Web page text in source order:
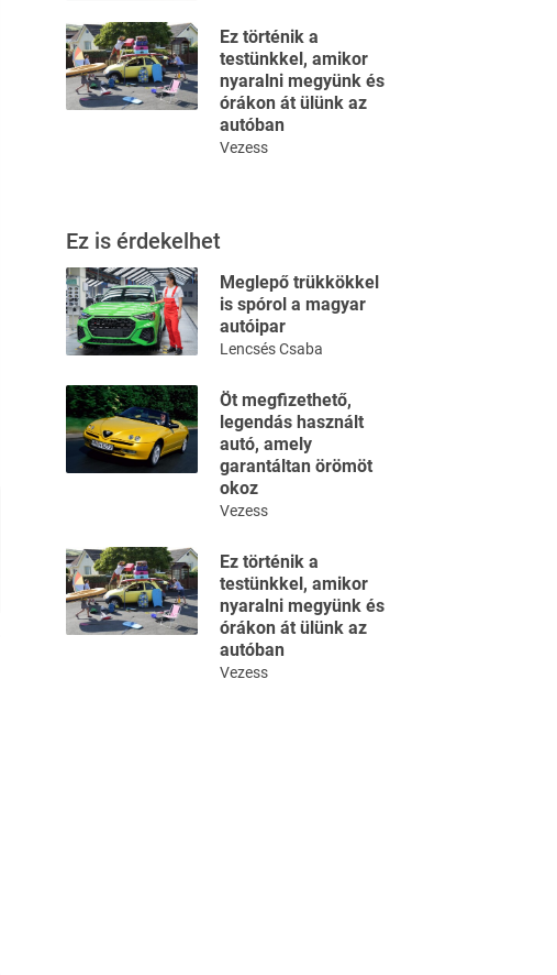
Ez történik a
testünkkel, amikor
nyaralni megyünk és
órákon át ülünk az
autóban
Vezess
Ez is érdekelhet
Meglepő trükkökkel
is spórol a magyar
autóipar
Lencsés Csaba
Öt megfizethető,
legendás használt
autó, amely
garantáltan örömöt
okoz
Vezess
Ez történik a
testünkkel, amikor
nyaralni megyünk és
órákon át ülünk az
autóban
Vezess